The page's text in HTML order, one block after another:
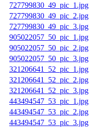
727799830_49_pic_1.jpg
727799830_49_pic_2.jpg
727799830_49_pic_3.jpg
905022057_50_pic_1.jpg
905022057_50_pic_2.jpg
905022057_50_pic_3.jpg
321206641_52_pic_1.jpg
321206641_52_pic_2.jpg
321206641_52_pic_3.jpg
443494547_53_pic_1.jpg
443494547_53_pic_2.jpg
443494547_53_pic_3.jpg